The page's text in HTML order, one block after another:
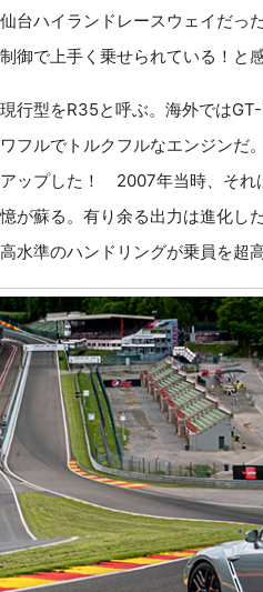
台ハイランドレースウェイだっ
御で上手く乗せられている！と感
行型をR35と呼ぶ。海外では
フルでトルクフルなエンジン
ップした！ 2007年当時、それ
が蘇る。有り余る出力は進化し
水準のハンドリングが乗員を超